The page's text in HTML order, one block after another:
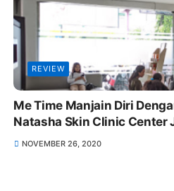
REVIEW
Me Time Manjain Diri
Natasha Skin Clinic Center
NOVEMBER 26, 2020